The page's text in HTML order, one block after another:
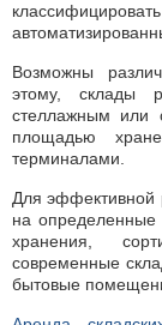
Возможны
этому, склады
стеллажным или
площадью
терминалами.
Для эффективной
на определенные
хранения,
современные
бытовые